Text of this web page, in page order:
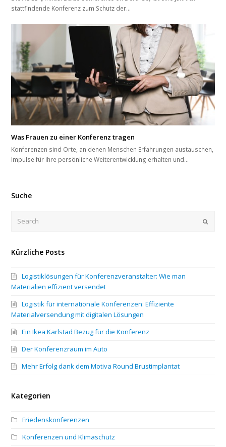
stattfindende Konferenz zum Schutz der…
Was Frauen zu einer Konferenz tragen
Konferenzen sind Orte, an denen Menschen Erfahrungen austauschen,
Impulse für ihre persönliche Weiterentwicklung erhalten und…
Suche
Submit
Kürzliche Posts
Logistiklösungen für Konferenzveranstalter: Wie man
Materialien effizient versendet
Logistik für internationale Konferenzen: Effiziente
Materialversendung mit digitalen Lösungen
Ein Ikea Karlstad Bezug für die Konferenz
Der Konferenzraum im Auto
Mehr Erfolg dank dem Motiva Round Brustimplantat
Kategorien
Friedenskonferenzen
Konferenzen und Klimaschutz